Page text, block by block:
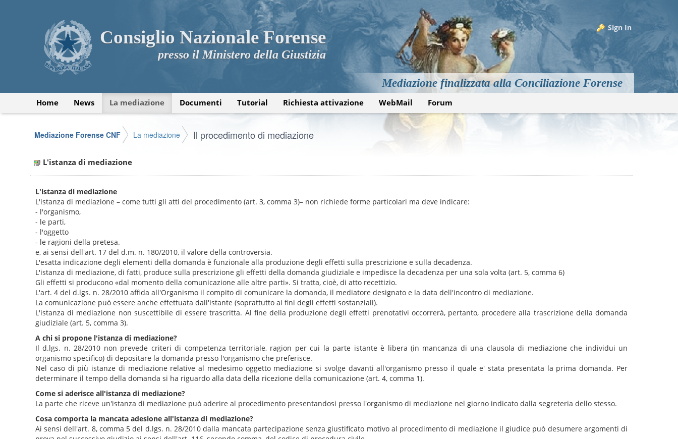
Consiglio Nazionale Forense
presso il Ministero della Giustizia
Sign In
Mediazione finalizzata alla Conciliazione Forense
Home News La mediazione Documenti Tutorial Richiesta attivazione WebMail Forum
Mediazione Forense CNF La mediazione Il procedimento di mediazione
L'istanza di mediazione
L'istanza di mediazione
L'istanza di mediazione – come tutti gli atti del procedimento (art. 3, comma 3)– non richiede forme particolari ma deve indicare:
- l'organismo,
- le parti,
- l'oggetto
- le ragioni della pretesa.
e, ai sensi dell'art. 17 del d.m. n. 180/2010, il valore della controversia.
L'esatta indicazione degli elementi della domanda è funzionale alla produzione degli effetti sulla prescrizione e sulla decadenza.
L'istanza di mediazione, di fatti, produce sulla prescrizione gli effetti della domanda giudiziale e impedisce la decadenza per una sola volta (art. 5, comma 6)
Gli effetti si producono «dal momento della comunicazione alle altre parti». Si tratta, cioè, di atto recettizio.
L'art. 4 del d.lgs. n. 28/2010 affida all'Organismo il compito di comunicare la domanda, il mediatore designato e la data dell'incontro di mediazione.
La comunicazione può essere anche effettuata dall'istante (soprattutto ai fini degli effetti sostanziali).
L'istanza di mediazione non suscettibile di essere trascritta. Al fine della produzione degli effetti prenotativi occorrerà, pertanto, procedere alla trascrizione della domanda
giudiziale (art. 5, comma 3).
A chi si propone l'istanza di mediazione?
Il d.lgs. n. 28/2010 non prevede criteri di competenza territoriale, ragion per cui la parte istante è libera (in mancanza di una clausola di mediazione che individui un
organismo specifico) di depositare la domanda presso l'organismo che preferisce.
Nel caso di più istanze di mediazione relative al medesimo oggetto mediazione si svolge davanti all'organismo presso il quale e' stata presentata la prima domanda. Per
determinare il tempo della domanda si ha riguardo alla data della ricezione della comunicazione (art. 4, comma 1).
Come si aderisce all'istanza di mediazione?
La parte che riceve un'istanza di mediazione può aderire al procedimento presentandosi presso l'organismo di mediazione nel giorno indicato dalla segreteria dello stesso.
Cosa comporta la mancata adesione all'istanza di mediazione?
Ai sensi dell'art. 8, comma 5 del d.lgs. n. 28/2010 dalla mancata partecipazione senza giustificato motivo al procedimento di mediazione il giudice può desumere argomenti di